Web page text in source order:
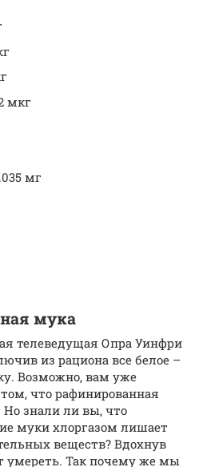
мкг
мг
мука
телеведущая Опра Уинфри
из рациона все белое –
Возможно, вам уже
что рафинированная
знали ли вы, что
муки хлоргазом лишает
веществ? Вдохнув
умереть. Так почему же мы